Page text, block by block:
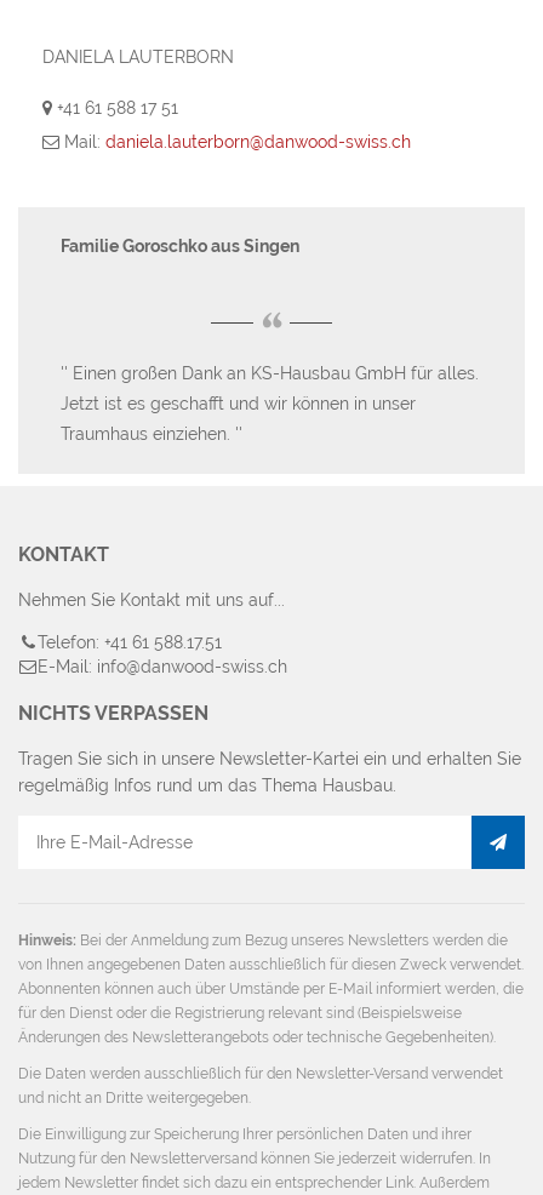
DANIELA LAUTERBORN
+41 61 588 17 51
Mail: daniela.lauterborn@danwood-swiss.ch
Familie Goroschko aus Singen
“
Einen großen Dank an KS-Hausbau GmbH für alles.
Jetzt ist es geschafft und wir können in unser
Traumhaus einziehen.
KONTAKT
Nehmen Sie Kontakt mit uns auf...
Telefon: +41 61 588.17.51
E-Mail: info@danwood-swiss.ch
NICHTS VERPASSEN
Tragen Sie sich in unsere Newsletter-Kartei ein und erhalten Sie
regelmäßig Infos rund um das Thema Hausbau.
Hinweis: Bei der Anmeldung zum Bezug unseres Newsletters werden die
von Ihnen angegebenen Daten ausschließlich für diesen Zweck verwendet.
Abonnenten können auch über Umstände per E-Mail informiert werden, die
für den Dienst oder die Registrierung relevant sind (Beispielsweise
Änderungen des Newsletterangebots oder technische Gegebenheiten).
Die Daten werden ausschließlich für den Newsletter-Versand verwendet
und nicht an Dritte weitergegeben.
Die Einwilligung zur Speicherung Ihrer persönlichen Daten und ihrer
Nutzung für den Newsletterversand können Sie jederzeit widerrufen. In
jedem Newsletter findet sich dazu ein entsprechender Link. Außerdem